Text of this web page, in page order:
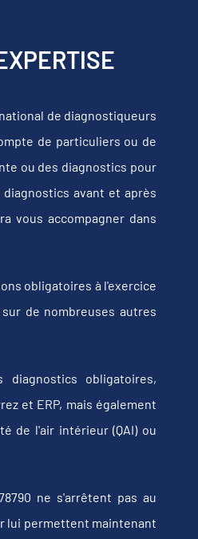
de diagnostiqueurs
de particuliers ou de
ou des diagnostics pour
avant et après
vous accompagner dans
obligatoires à l'exercice
de nombreuses autres
diagnostics obligatoires,
et ERP, mais également
de l'air intérieur (QAI) ou
ne s'arrêtent pas au
lui permettent maintenant